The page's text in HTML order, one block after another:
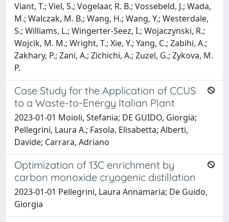
Viant, T.; Viel, S.; Vogelaar, R. B.; Vossebeld, J.; Wada,
M.; Walczak, M. B.; Wang, H.; Wang, Y.; Westerdale,
S.; Williams, L.; Wingerter-Seez, I.; Wojaczynski, R.;
Wojcik, M. M.; Wright, T.; Xie, Y.; Yang, C.; Zabihi, A.;
Zakhary, P.; Zani, A.; Zichichi, A.; Zuzel, G.; Zykova, M.
P.
Case Study for the Application of CCUS
to a Waste-to-Energy Italian Plant
2023-01-01 Moioli, Stefania; DE GUIDO, Giorgia;
Pellegrini, Laura A.; Fasola, Elisabetta; Alberti,
Davide; Carrara, Adriano
Optimization of 13C enrichment by
carbon monoxide cryogenic distillation
2023-01-01 Pellegrini, Laura Annamaria; De Guido,
Giorgia